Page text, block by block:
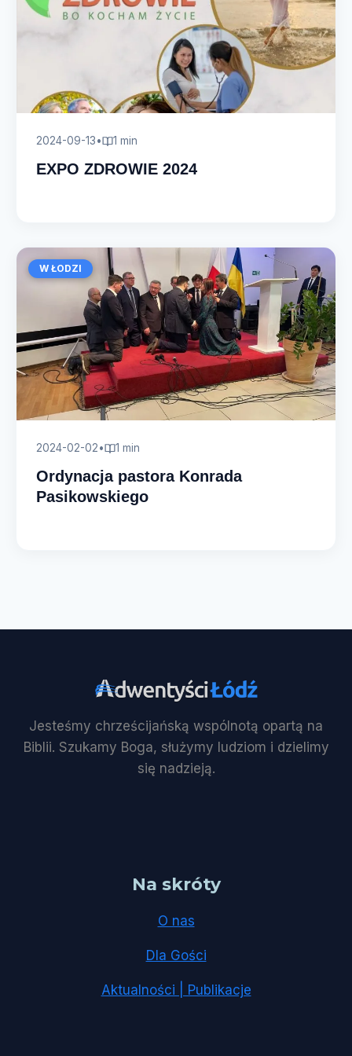
2024-09-13• 1 min
EXPO ZDROWIE 2024
W ŁODZI
2024-02-02• 1 min
Ordynacja pastora Konrada
Pasikowskiego
Jesteśmy chrześcijańską wspólnotą opartą na
Biblii. Szukamy Boga, służymy ludziom i dzielimy
się nadzieją.
Na skróty
O nas
Dla Gości
Aktualności | Publikacje